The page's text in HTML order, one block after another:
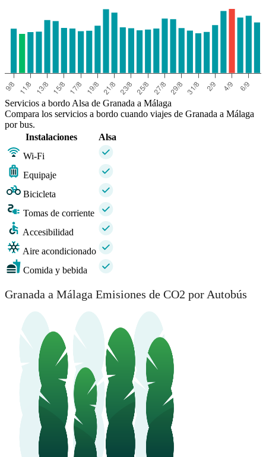
Servicios a bordo Alsa de Granada a Málaga
Compara los servicios a bordo cuando viajes de Granada a Málaga
por bus.
Instalaciones
Alsa
Wi-Fi
Equipaje
Bicicleta
Tomas de corriente
Accesibilidad
Aire acondicionado
Comida y bebida
Granada a Málaga Emisiones de CO2 por Autobús